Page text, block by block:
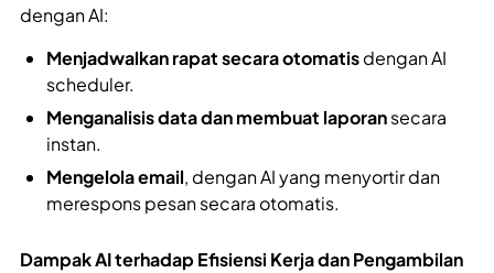
dengan AI:
Menjadwalkan rapat secara otomatisdengan AI
scheduler.
Menganalisis data dan membuat laporansecara
instan.
Mengelola email, dengan AI yang menyortir dan
merespons pesan secara otomatis.
Dampak AI terhadap Efisiensi Kerja dan Pengambilan